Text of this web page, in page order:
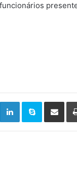
Linkedin Skype